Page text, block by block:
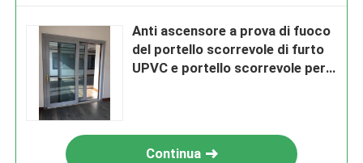
Anti ascensore a prova di fuoco
del portello scorrevole di furto
UPVC e portello scorrevole per
Continua